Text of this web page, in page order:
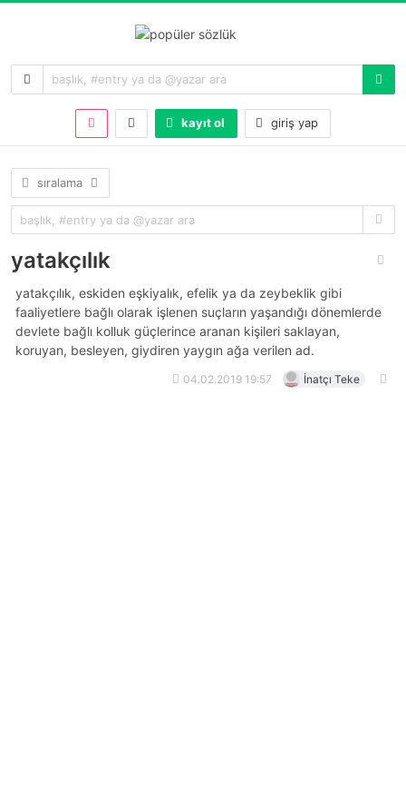
kayıt ol giriş yap
sıralama
yatakçılık
yatakçılık, eskiden eşkiyalık, efelik ya da zeybeklik gibi
faaliyetlere bağlı olarak işlenen suçların yaşandığı dönemlerde
devlete bağlı kolluk güçlerince aranan kişileri saklayan,
koruyan, besleyen, giydiren yaygın ağa verilen ad.
04.02.2019 19:57 İnatçı Teke